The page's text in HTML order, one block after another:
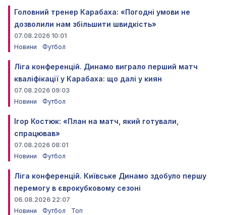
Головний тренер Карабаха: «Погодні умови не
дозволили нам збільшити швидкість»
07.08.2026 10:01
Новини
Футбол
Ліга конференцій. Динамо виграло перший матч
кваліфікації у Карабаха: що далі у киян
07.08.2026 09:03
Новини
Футбол
Ігор Костюк: «План на матч, який готували,
спрацював»
07.08.2026 08:01
Новини
Футбол
Ліга конференцій. Київське Динамо здобуло першу
перемогу в єврокубковому сезоні
06.08.2026 22:07
Новини
Футбол Топ